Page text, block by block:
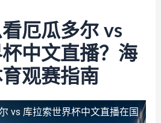
厄瓜多尔 vs
中文直播？海
观赛指南
vs 库拉索世界杯中文直播在国